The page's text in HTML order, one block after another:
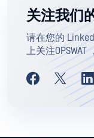
关注我们
请在您的
上关注OPSWAT